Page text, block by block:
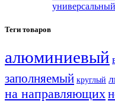
универсальный
Теги товаров
алюминиевый
заполняемый круглый
на направляющих